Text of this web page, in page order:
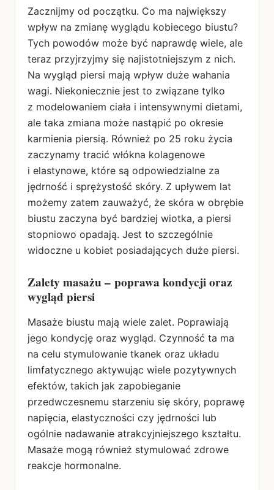
Zacznijmy od początku. Co ma największy
wpływ na zmianę wyglądu kobiecego biustu?
Tych powodów może być naprawdę wiele, ale
teraz przyjrzyjmy się najistotniejszym z nich.
Na wygląd piersi mają wpływ duże wahania
wagi. Niekoniecznie jest to związane tylko
z modelowaniem ciała i intensywnymi dietami,
ale taka zmiana może nastąpić po okresie
karmienia piersią. Również po 25 roku życia
zaczynamy tracić włókna kolagenowe
i elastynowe, które są odpowiedzialne za
jędrność i sprężystość skóry. Z upływem lat
możemy zatem zauważyć, że skóra w obrębie
biustu zaczyna być bardziej wiotka, a piersi
stopniowo opadają. Jest to szczególnie
widoczne u kobiet posiadających duże piersi.
Zalety masażu – poprawa kondycji oraz
wygląd piersi
Masaże biustu mają wiele zalet. Poprawiają
jego kondycję oraz wygląd. Czynność ta ma
na celu stymulowanie tkanek oraz układu
limfatycznego aktywując wiele pozytywnych
efektów, takich jak zapobieganie
przedwczesnemu starzeniu się skóry, poprawę
napięcia, elastyczności czy jędrności lub
ogólnie nadawanie atrakcyjniejszego kształtu.
Masaże mogą również stymulować zdrowe
reakcje hormonalne.